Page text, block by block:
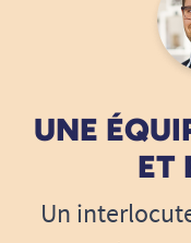
à 200 € la finition
baclée)
UNE
ET
Un